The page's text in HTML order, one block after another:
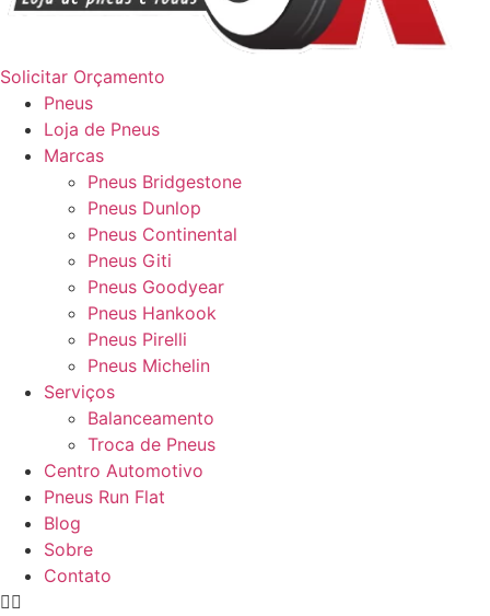
Solicitar Orçamento
Pneus
Loja de Pneus
Marcas
Pneus Bridgestone
Pneus Dunlop
Pneus Continental
Pneus Giti
Pneus Goodyear
Pneus Hankook
Pneus Pirelli
Pneus Michelin
Serviços
Balanceamento
Troca de Pneus
Centro Automotivo
Pneus Run Flat
Blog
Sobre
Contato